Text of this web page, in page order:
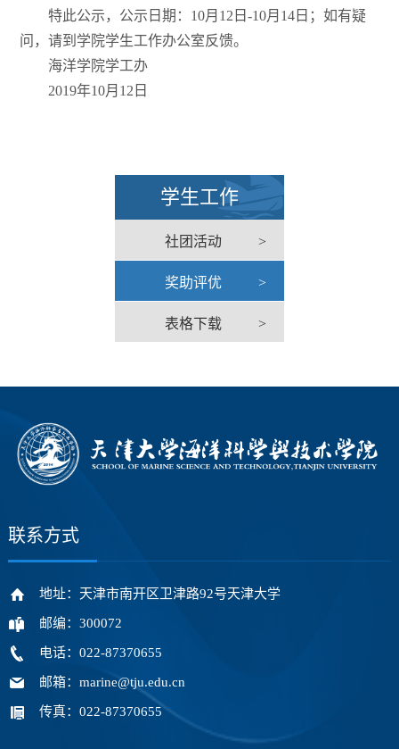
特此公示，公示日期：10月12日-10月14日；如有疑
问，请到学院学生工作办公室反馈。
海洋学院学工办
2019年10月12日
学生工作
社团活动 >
奖助评优 >
表格下载 >
联系方式
地址：天津市南开区卫津路92号天津大学
邮编：300072
电话：022-87370655
邮箱：marine@tju.edu.cn
传真：022-87370655